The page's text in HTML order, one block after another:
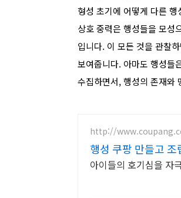
형성 초기에 어떻게 다른
상호 중력은 행성들을 모성
입니다. 이 모든 것을 관찰
보여줍니다. 아마도 행성들
수집하면서, 행성의 존재와
http://
행성 쿠팡 만들고
아이들의 호기심을 자